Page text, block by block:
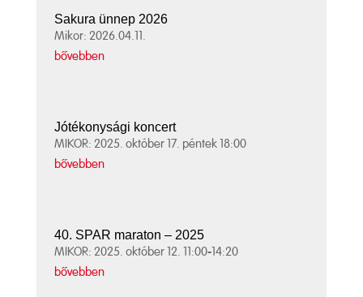
Sakura ünnep 2026
Mikor: 2026.04.11.
bővebben
Jótékonysági koncert
MIKOR: 2025. október 17. péntek 18:00
bővebben
40. SPAR maraton – 2025
MIKOR: 2025. október 12. 11:00-14:20
bővebben